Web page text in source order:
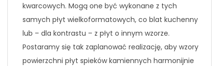
kwarcowych. Mogą one być wykonane z tych
samych płyt wielkoformatowych, co blat kuchenny
lub – dla kontrastu – z płyt o innym wzorze.
Postaramy się tak zaplanować realizację, aby wzory
powierzchni płyt spieków kamiennych harmonijnie